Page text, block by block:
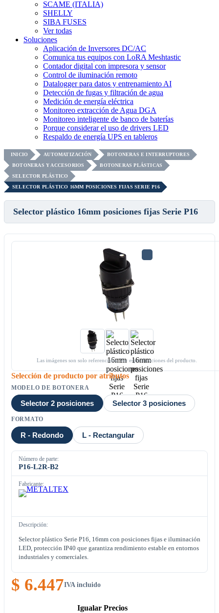
SCAME (ITALIA)
SHELLY
SIBA FUSES
Ver todas
Soluciones
Aplicación de Inversores DC/AC
Comunica tus equipos con LoRA Meshtastic
Contador digital con impresora y sensor
Control de iluminación remoto
Datalogger para datos y entrenamiento AI
Detección de fugas y filtración de agua
Medición de energía eléctrica
Monitoreo extracción de Agua DGA
Monitoreo inteligente de banco de baterías
Porque considerar el uso de drivers LED
Respaldo de energía UPS en tableros
INICIO AUTOMATIZACIÓN
BOTONERAS E INTERRUPTORES
BOTONERAS Y ACCESORIOS
BOTONERAS PLÁSTICAS
SELECTOR PLÁSTICO
SELECTOR PLÁSTICO 16MM POSICIONES FIJAS SERIE P16
Selector plástico 16mm posiciones fijas Serie P16
Las imágenes son solo referenciales. Ver especificaciones del producto.
Selección de producto por atributos
MODELO DE BOTONERA
Selector 2 posiciones Selector 3 posiciones
FORMATO
R - Redondo L - Rectangular
Número de parte:
P16-L2R-B2
Fabricante:
Descripción:
Selector plástico Serie P16, 16mm con posiciones fijas e iluminación
LED, protección IP40 que garantiza rendimiento estable en entornos
industriales y comerciales.
$ 6.447IVA incluido
Igualar Precios